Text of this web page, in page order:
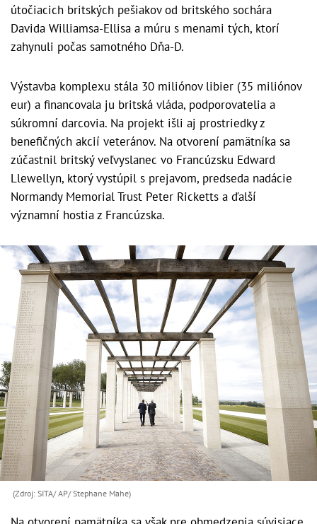
útočiacich britských pešiakov od britského sochára
Davida Williamsa-Ellisa a múru s menami tých, ktorí
zahynuli počas samotného Dňa-D.
Výstavba komplexu stála 30 miliónov libier (35 miliónov
eur) a financovala ju britská vláda, podporovatelia a
súkromní darcovia. Na projekt išli aj prostriedky z
benefičných akcií veteránov. Na otvorení pamätníka sa
zúčastnil britský veľvyslanec vo Francúzsku Edward
Llewellyn, ktorý vystúpil s prejavom, predseda nadácie
Normandy Memorial Trust Peter Ricketts a ďalší
významní hostia z Francúzska.
(Zdroj: SITA/ AP/ Stephane Mahe)